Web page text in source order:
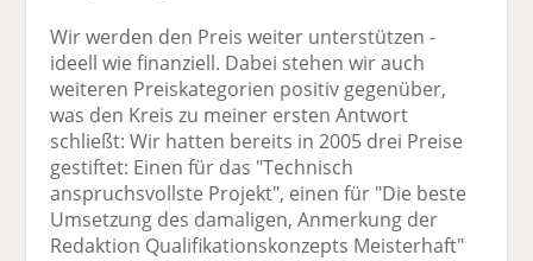
Wir werden den Preis weiter unterstützen -
ideell wie finanziell. Dabei stehen wir auch
weiteren Preiskategorien positiv gegenüber,
was den Kreis zu meiner ersten Antwort
schließt: Wir hatten bereits in 2005 drei Preise
gestiftet: Einen für das "Technisch
anspruchsvollste Projekt", einen für "Die beste
Umsetzung des damaligen, Anmerkung der
Redaktion Qualifikationskonzepts Meisterhaft"